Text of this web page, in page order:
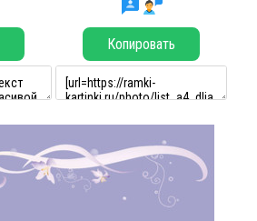
Копировать